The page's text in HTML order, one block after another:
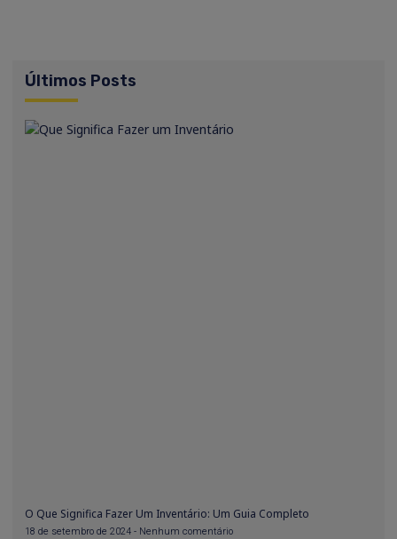
Últimos Posts
O Que Significa Fazer Um Inventário: Um Guia Completo
18 de setembro de 2024 Nenhum comentário